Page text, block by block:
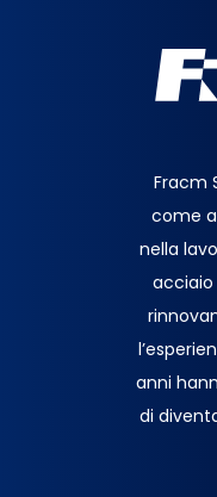
Fracm
come
nella
anni
di